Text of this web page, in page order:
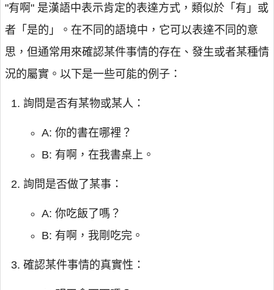
"有啊" 是漢語中表示肯定的表達方式，類似於「有」或
者「是的」。在不同的語境中，它可以表達不同的意
思，但通常用來確認某件事情的存在、發生或者某種情
況的屬實。以下是一些可能的例子：
詢問是否有某物或某人：
A: 你的書在哪裡？
B: 有啊，在我書桌上。
詢問是否做了某事：
A: 你吃飯了嗎？
B: 有啊，我剛吃完。
確認某件事情的真實性：